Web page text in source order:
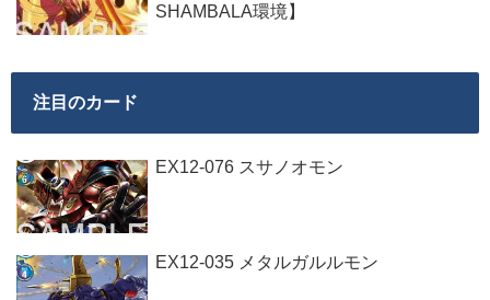
SHAMBALA環境】
注目のカード
EX12-076 スサノオモン
EX12-035 メタルガルルモン